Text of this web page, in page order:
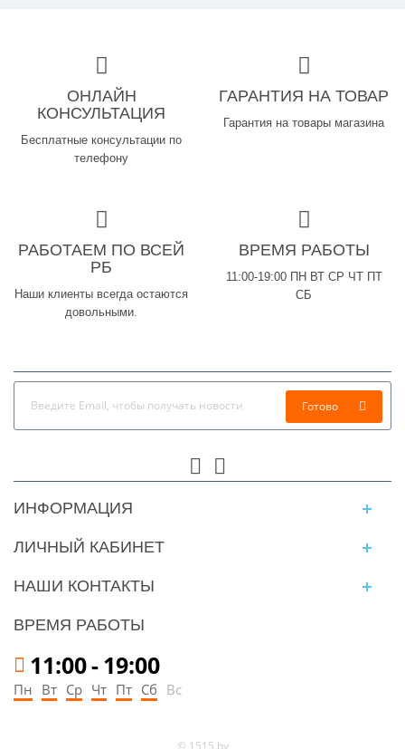
ОНЛАЙН
КОНСУЛЬТАЦИЯ
Бесплатные консультации по
телефону
ГАРАНТИЯ НА ТОВАР
Гарантия на товары магазина
РАБОТАЕМ ПО ВСЕЙ
РБ
Наши клиенты всегда остаются
довольными.
ВРЕМЯ РАБОТЫ
11:00-19:00 ПН ВТ СР ЧТ ПТ
СБ
Готово
ИНФОРМАЦИЯ
ЛИЧНЫЙ КАБИНЕТ
НАШИ КОНТАКТЫ
ВРЕМЯ РАБОТЫ
11:00-19:00
Пн Вт Ср Чт Пт Сб Вс
© 1515.by